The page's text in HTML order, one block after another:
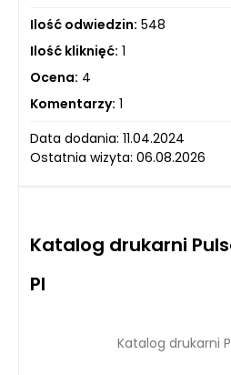
Ilość odwiedzin: 548
Ilość kliknięć: 1
Ocena: 4
Komentarzy: 1
Data dodania: 11.04.2024
Ostatnia wizyta: 06.08.2026
Katalog drukarni
Pl
Katalog drukarni